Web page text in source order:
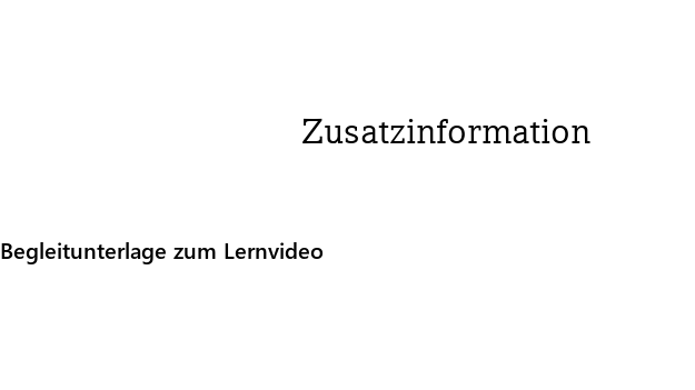
Zusatzinformation
Begleitunterlage zum Lernvideo